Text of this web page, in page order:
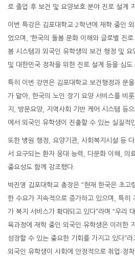
로 졸업 후 보건 및 요양보호 분야 진로 설계
이번 특강은 김포대학교 2학년에 재학 중인
었으며, ‘한국의 돌봄 문화 이해와 글로벌 진
봄 시스템과 외국인 유학생의 보건 행정 및
및 대한민국 정착을 위한 진로 설계 등을 심도
특히 이번 강연은 김포대학교 보건행정과 문
가 맡아, 한국의 노인 장기 요양 서비스를 비
지, 방문요양, 지역사회 기반 케어 시스템 등
에서 외국인 유학생이 진출할 수 있는 실질적
또한 병원 행정, 요양기관, 사회복지시설 등
서 요구되는 환자 응대 능력, 다문화 이해, 의
중요성도 함께 강조했다.
박진영 김포대학교 총장은 “현재 한국은 초고
한 수요가 지속적으로 증가하고 있으며, 특히
가 복지 서비스가 확대되고 있다”라며 “우리
육과정에 재학 중인 외국인 유학생은 이러한
성장할 수 있는 중요한 기회를 가지고 있다”
외국인 유학생이 사회에 안정적으로 취업∙정